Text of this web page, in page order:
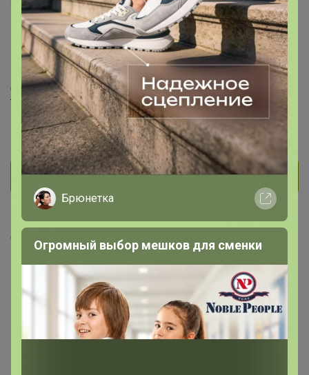
1K 278 9 367 15
На сайте 24 июля, 2026 12:36
День рождения 14 марта
Тасеево
В клубе с 2 мая 2016 г.
Личное сообщение
Скопировать ссылку
Медали 15
Номинировать на медаль
Брюнетка
Огромный выбор мешков для сменки